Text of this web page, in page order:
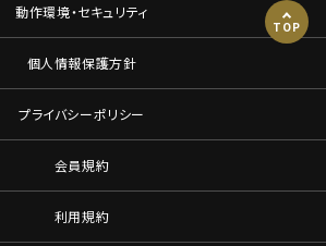
動作環境・セキュリティ
個人情報保護方針
プライバシーポリシー
会員規約
利用規約
TOP